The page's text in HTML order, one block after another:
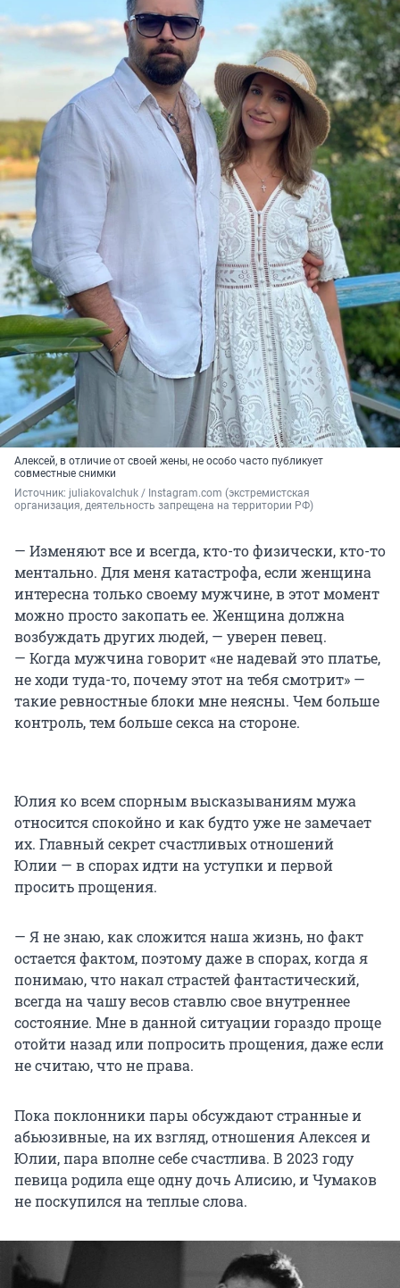
Алексей, в отличие от своей жены, не особо часто публикует
совместные снимки
Источник: juliakovalchuk / Instagram.com (экстремистская
организация, деятельность запрещена на территории РФ)
— Изменяют все и всегда, кто-то физически, кто-то
ментально. Для меня катастрофа, если женщина
интересна только своему мужчине, в этот момент
можно просто закопать ее. Женщина должна
возбуждать других людей, — уверен певец.
— Когда мужчина говорит «не надевай это платье,
не ходи туда-то, почему этот на тебя смотрит» —
такие ревностные блоки мне неясны. Чем больше
контроль, тем больше секса на стороне.
Юлия ко всем спорным высказываниям мужа
относится спокойно и как будто уже не замечает
их. Главный секрет счастливых отношений
Юлии — в спорах идти на уступки и первой
просить прощения.
— Я не знаю, как сложится наша жизнь, но факт
остается фактом, поэтому даже в спорах, когда я
понимаю, что накал страстей фантастический,
всегда на чашу весов ставлю свое внутреннее
состояние. Мне в данной ситуации гораздо проще
отойти назад или попросить прощения, даже если
не считаю, что не права.
Пока поклонники пары обсуждают странные и
абьюзивные, на их взгляд, отношения Алексея и
Юлии, пара вполне себе счастлива. В 2023 году
певица родила еще одну дочь Алисию, и Чумаков
не поскупился на теплые слова.